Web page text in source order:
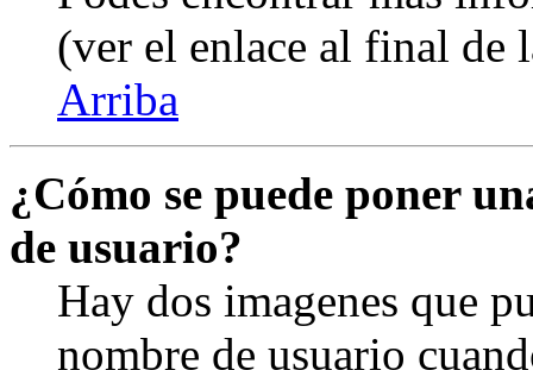
(ver el enlace al final de
Arriba
¿Cómo se puede poner
de usuario?
Hay dos imagenes que
nombre de usuario